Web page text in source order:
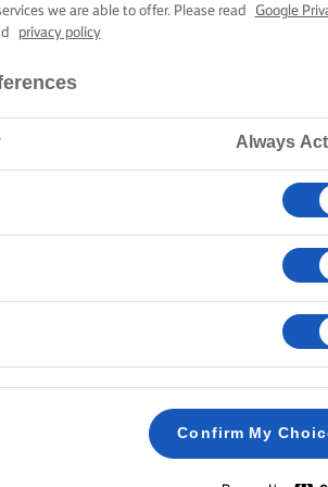
το αλεύρι μαζί και ρίχνουμε
τραπέζι. Φτιάχνουμε ένα βουναλάκι από
μια τρύπα στο κέντρο. Στο κέντρο, βάζουμε
και το λάδι. Ανακατεύουμε με τα χέρια, με
we are able to offer. Please read
Google
privacy policy
Always
Confirm My